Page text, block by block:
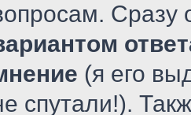
Сразу
(я его
спутали!).